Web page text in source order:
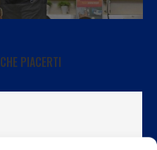
PIACERTI